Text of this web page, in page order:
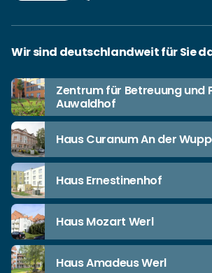
Wir sind deutschlandweit für Sie
Zentrum für Betreuung und
Auwaldhof
Haus Curanum An der
Haus Ernestinenhof
Haus Mozart Werl
Haus Amadeus Werl